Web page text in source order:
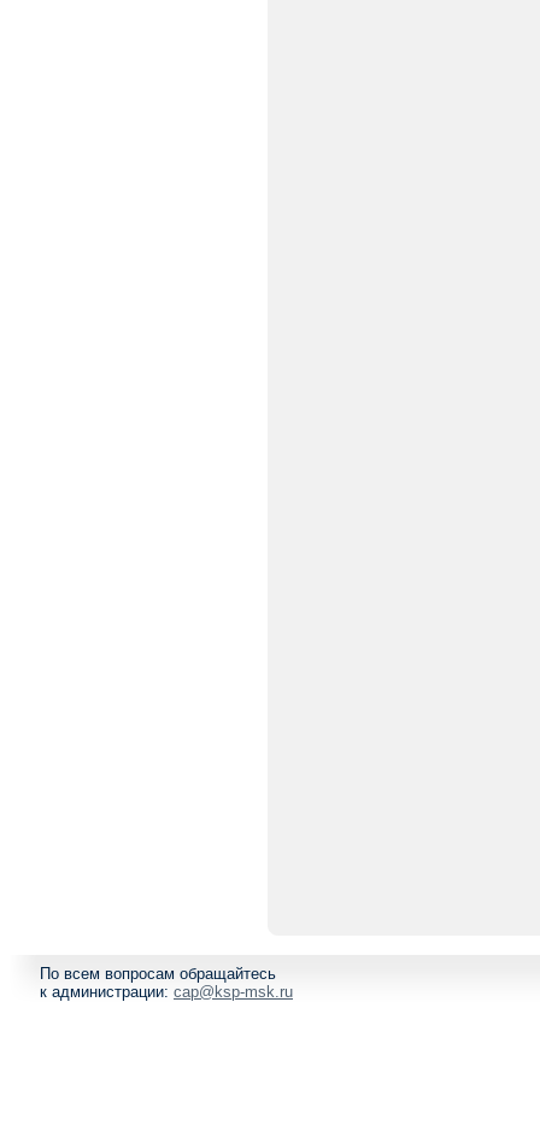
По всем вопросам обращайтесь
к администрации: cap@ksp-msk.ru